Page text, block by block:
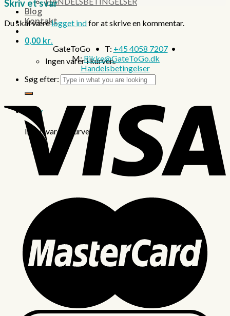
Blog
Kontakt
0,00 kr.
Ingen varer i kurven.
Søg efter:
Kurv
Ingen varer i kurven.
Skriv et svar
Du skal værelogget indfor at skrive en kommentar.
GateToGo • T: +45 4058 7207•
M:Rikke@GateToGo.dk
Handelsbetingelser